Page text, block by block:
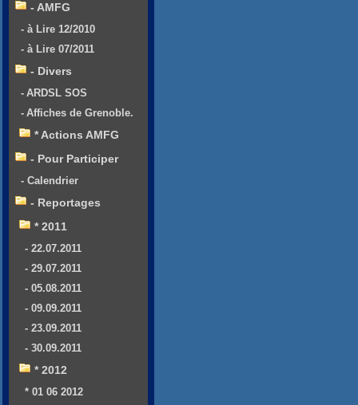
- AMFG
- à Lire 12/2010
- à Lire 07/2011
- Divers
- ARDSL SOS
- Affiches de Grenoble.
* Actions AMFG
- Pour Participer
- Calendrier
- Reportages
* 2011
- 22.07.2011
- 29.07.2011
- 05.08.2011
- 09.09.2011
- 23.09.2011
- 30.09.2011
* 2012
* 01 06 2012